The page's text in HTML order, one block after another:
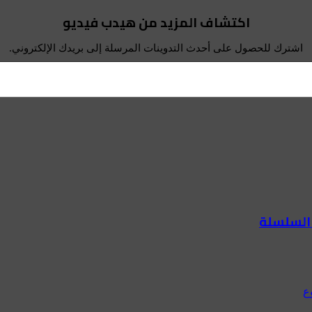
اكتشاف المزيد من هيدب فيديو
اشترك للحصول على أحدث التدوينات المرسلة إلى بريدك الإلكتروني.